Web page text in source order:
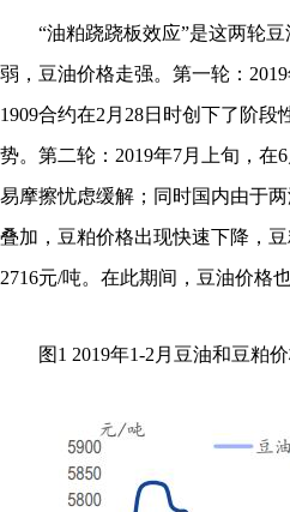
“油粕跷跷板效应”是这两轮豆
弱，豆油价格走强。第一轮：
1909合约在2月28日时创下了阶
势。第二轮：2019年7月上旬，
易摩擦忧虑缓解；同时国内由于
叠加，豆粕价格出现快速下降，
2716元/吨。在此期间，豆油价格
图1 2019年1-2月豆油和豆粕价